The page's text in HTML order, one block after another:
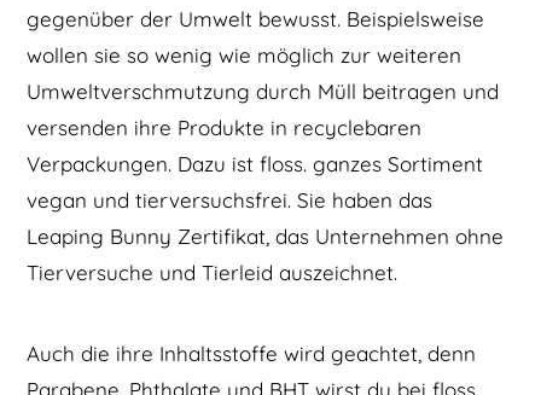
gegenüber der Umwelt bewusst. Beispielsweise
wollen sie so wenig wie möglich zur weiteren
Umweltverschmutzung durch Müll beitragen und
versenden ihre Produkte in recyclebaren
Verpackungen. Dazu ist floss. ganzes Sortiment
vegan und tierversuchsfrei. Sie haben das
Leaping Bunny Zertifikat, das Unternehmen ohne
Tierversuche und Tierleid auszeichnet.
Auch die ihre Inhaltsstoffe wird geachtet, denn
Parabene, Phthalate und BHT wirst du bei floss.